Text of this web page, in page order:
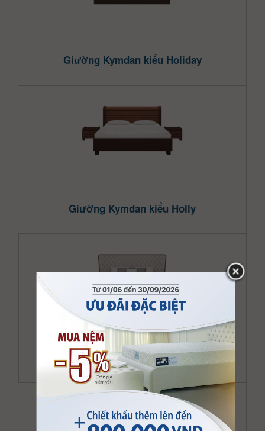
Giường Kymdan kiểu Holiday
Giường Kymdan kiểu Holly
Giường Kymdan kiểu Jolie